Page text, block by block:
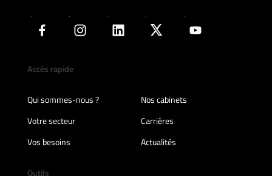
Accès rapide
Qui sommes-nous ?
Nos cabinets
Votre secteur
Carrières
Vos besoins
Actualités